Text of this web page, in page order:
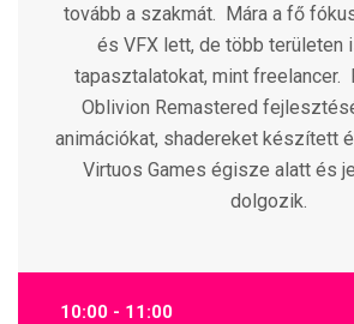
tovább a szakmát.
Mára a fő
és VFX lett, de több területen
tapasztalatokat, mint freelancer.
Oblivion Remastered
animációkat, shadereket készített
Virtuos Games égisze alatt és
dolgozik.
10:00 - 11:00